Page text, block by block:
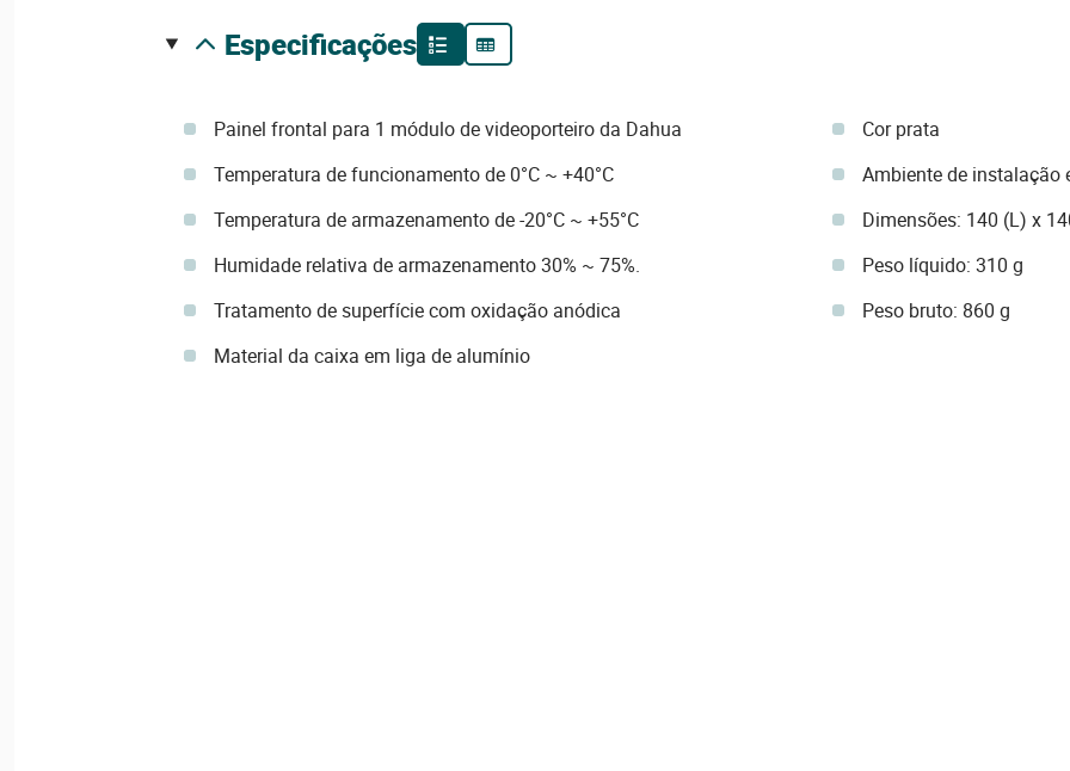
especificações
Painel frontal para 1 módulo de videoporteiro da Dahua
Temperatura de funcionamento de 0°C ~ +40°C
Temperatura de armazenamento de -20°C ~ +55°C
Humidade relativa de armazenamento 30% ~ 75%.
Tratamento de superfície com oxidação anódica
Material da caixa em liga de alumínio
Cor prata
Ambiente de instalação
Dimensões: 140 (L) x
Peso líquido: 310 g
Peso bruto: 860 g